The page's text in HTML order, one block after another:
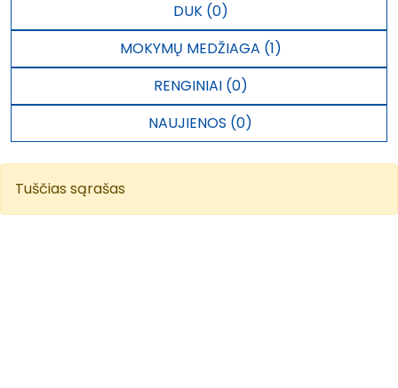
DUK (0)
MOKYMŲ MEDŽIAGA (1)
RENGINIAI (0)
NAUJIENOS (0)
Tuščias sąrašas